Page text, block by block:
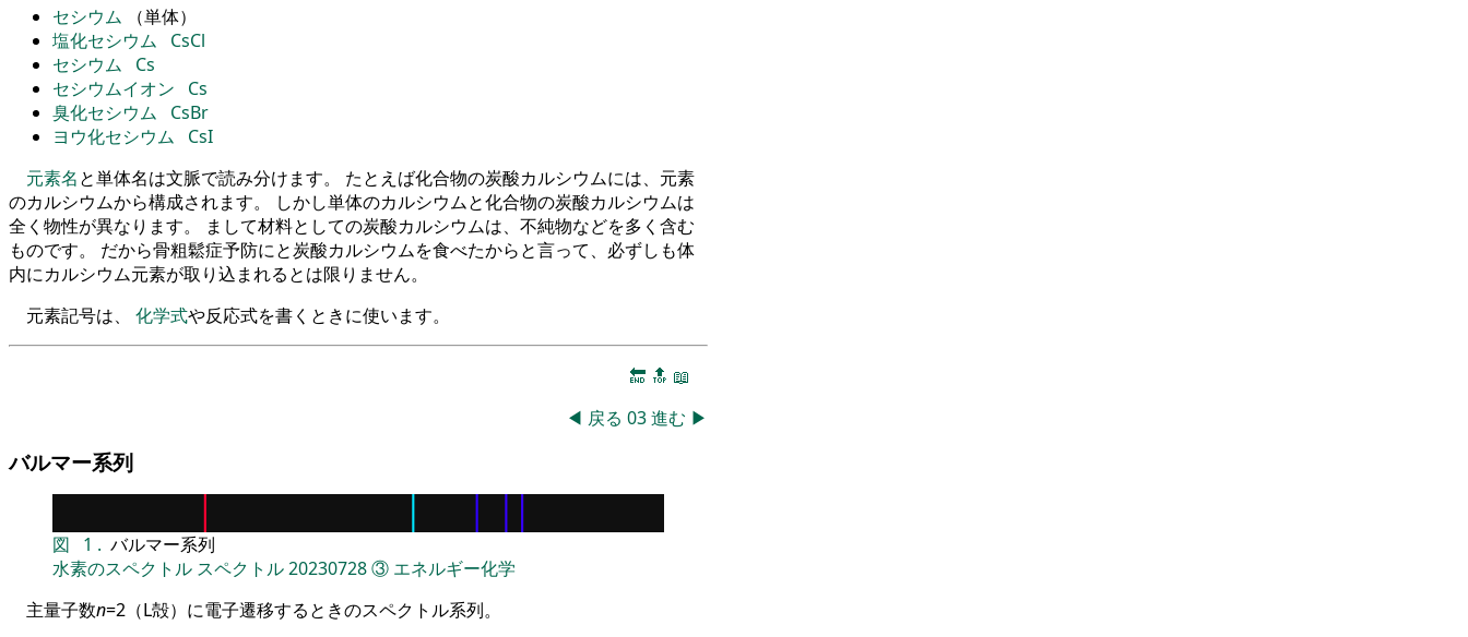
セシウム
（単体）
塩化セシウム
CsCl
セシウム
Cs
セシウムイオン
Cs
臭化セシウム
CsBr
ヨウ化セシウム
CsI
元素名と単体名は文脈で読み分けます。 たとえば化合物の炭酸カルシウムには、元素
のカルシウムから構成されます。 しかし単体のカルシウムと化合物の炭酸カルシウムは
全く物性が異なります。 まして材料としての炭酸カルシウムは、不純物などを多く含む
ものです。 だから骨粗鬆症予防にと炭酸カルシウムを食べたからと言って、必ずしも体
内にカルシウム元素が取り込まれるとは限りません。
元素記号は、 化学式や反応式を書くときに使います。
🔚 🔝 📖
◀ 戻る 03進む ▶
バルマー系列
図 1 . バルマー系列
水素のスペクトル スペクトル20230728③ エネルギー化学
主量子数n=2（L殻）に電子遷移するときのスペクトル系列。